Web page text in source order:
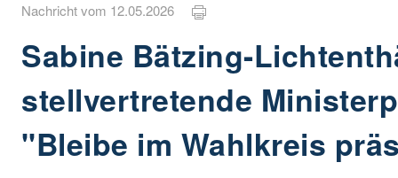
Nachricht vom 12.05.2026
Sabine Bätzing-
stellvertretende
"Bleibe im Wahlkreis